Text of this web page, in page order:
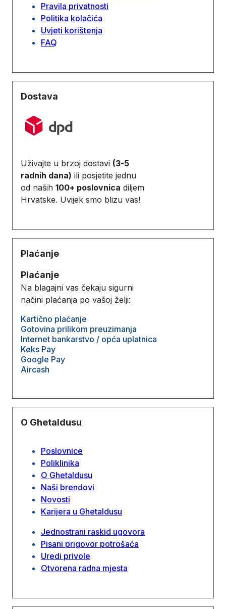
Pravila privatnosti
Politika kolačića
Uvjeti korištenja
FAQ
Dostava
Uživajte u brzoj dostavi (3-5
radnih dana) ili posjetite jednu
od naših 100+ poslovnica diljem
Hrvatske. Uvijek smo blizu vas!
Plaćanje
Plaćanje
Na blagajni vas čekaju sigurni
načini plaćanja po vašoj želji:
Kartično plaćanje
Gotovina prilikom preuzimanja
Internet bankarstvo / opća uplatnica
Keks Pay
Google Pay
Aircash
O Ghetaldusu
Poslovnice
Poliklinika
O Ghetaldusu
Naši brendovi
Novosti
Karijera u Ghetaldusu
Jednostrani raskid ugovora
Pisani prigovor potrošaća
Uredi privole
Otvorena radna mjesta